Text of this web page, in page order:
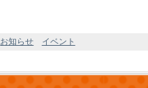
お知らせ イベント